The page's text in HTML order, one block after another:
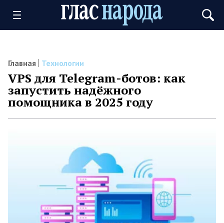
Главная Технологии
VPS для Telegram-ботов: как
запустить надёжного
помощника в 2025 году